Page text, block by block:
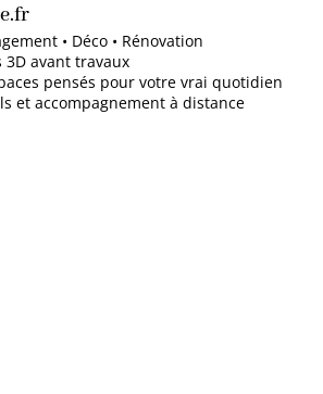
• Déco • Rénovation
3D avant travaux
pensés pour votre vrai quotidien
et accompagnement à distance